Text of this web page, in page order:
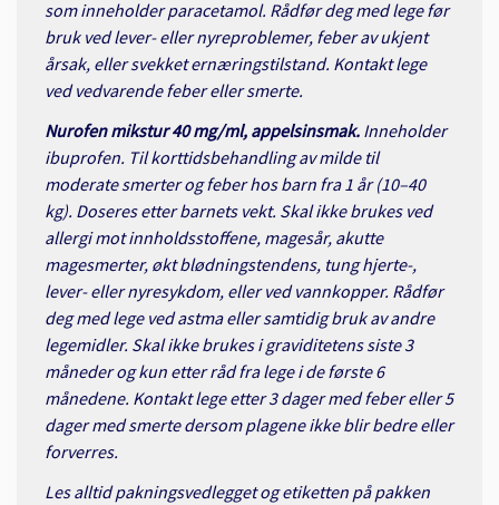
som inneholder paracetamol. Rådfør deg med lege før
bruk ved lever- eller nyreproblemer, feber av ukjent
årsak, eller svekket ernæringstilstand. Kontakt lege
ved vedvarende feber eller smerte.
Nurofen mikstur 40 mg/ml, appelsinsmak. Inneholder
ibuprofen. Til korttidsbehandling av milde til
moderate smerter og feber hos barn fra 1 år (10–40
kg). Doseres etter barnets vekt. Skal ikke brukes ved
allergi mot innholdsstoffene, magesår, akutte
magesmerter, økt blødningstendens, tung hjerte-,
lever- eller nyresykdom, eller ved vannkopper. Rådfør
deg med lege ved astma eller samtidig bruk av andre
legemidler. Skal ikke brukes i graviditetens siste 3
måneder og kun etter råd fra lege i de første 6
månedene. Kontakt lege etter 3 dager med feber eller 5
dager med smerte dersom plagene ikke blir bedre eller
forverres.
Les alltid pakningsvedlegget og etiketten på pakken